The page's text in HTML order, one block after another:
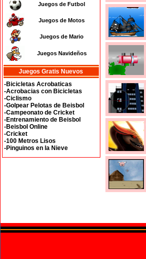
Juegos de Futbol
Juegos de Motos
Juegos de Mario
Juegos Navideños
Juegos Gratis Nuevos
-Bicicletas Acrobaticas
-Acrobacias con Bicicletas
-Ciclismo
-Golpear Pelotas de Beisbol
-Campeonato de Cricket
-Entrenamiento de Beisbol
-Beisbol Online
-Cricket
-100 Metros Lisos
-Pinguinos en la Nieve